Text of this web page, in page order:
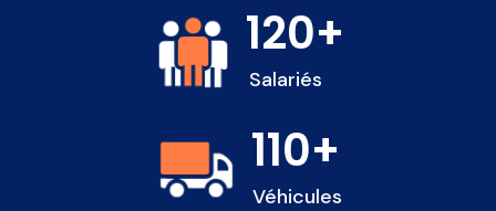
120+
Salariés
110+
Véhicules